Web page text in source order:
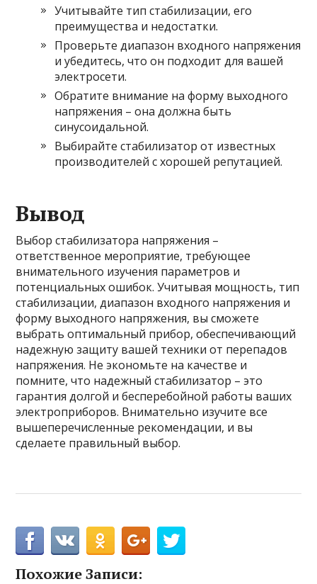
Учитывайте тип стабилизации, его
преимущества и недостатки.
Проверьте диапазон входного напряжения
и убедитесь, что он подходит для вашей
электросети.
Обратите внимание на форму выходного
напряжения – она должна быть
синусоидальной.
Выбирайте стабилизатор от известных
производителей с хорошей репутацией.
Вывод
Выбор стабилизатора напряжения –
ответственное мероприятие, требующее
внимательного изучения параметров и
потенциальных ошибок. Учитывая мощность, тип
стабилизации, диапазон входного напряжения и
форму выходного напряжения, вы сможете
выбрать оптимальный прибор, обеспечивающий
надежную защиту вашей техники от перепадов
напряжения. Не экономьте на качестве и
помните, что надежный стабилизатор – это
гарантия долгой и бесперебойной работы ваших
электроприборов. Внимательно изучите все
вышеперечисленные рекомендации, и вы
сделаете правильный выбор.
Похожие Записи: